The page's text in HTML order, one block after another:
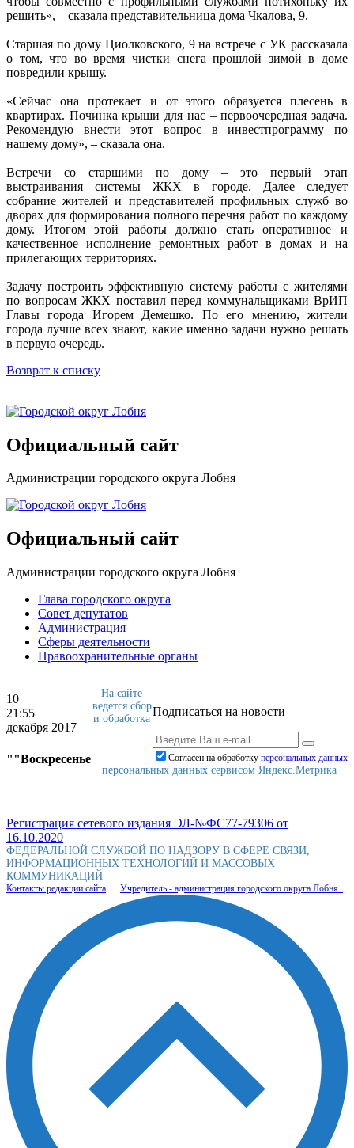
решить», – сказала представительница дома Чкалова, 9.
Старшая по дому Циолковского, 9 на встрече с УК рассказала
о том, что во время чистки снега прошлой зимой в доме
повредили крышу.
«Сейчас она протекает и от этого образуется плесень в
квартирах. Починка крыши для нас – первоочередная задача.
Рекомендую внести этот вопрос в инвестпрограмму по
нашему дому», – сказала она.
Встречи со старшими по дому – это первый этап
выстраивания системы ЖКХ в городе. Далее следует
собрание жителей и представителей профильных служб во
дворах для формирования полного перечня работ по каждому
дому. Итогом этой работы должно стать оперативное и
качественное исполнение ремонтных работ в домах и на
прилегающих территориях.
Задачу построить эффективную систему работы с жителями
по вопросам ЖКХ поставил перед коммунальщиками ВрИП
Главы города Игорем Демешко. По его мнению, жители
города лучше всех знают, какие именно задачи нужно решать
в первую очередь.
Возврат к списку
Официальный сайт
Администрации городского округа Лобня
Официальный сайт
Администрации городского округа Лобня
Глава городского округа
Совет депутатов
Администрация
Сферы деятельности
Правоохранительные органы
10
21:55
декабря 2017
""Воскресенье
Подписаться на новости
Согласен на обработку персональныx данных
На сайте
ведется сбор
и обработка
персональных данных сервисом Яндекс.Метрика
Регистрация сетевого издания ЭЛ-№ФС77-79306 от
16.10.2020
ФЕДЕРАЛЬНОЙ СЛУЖБОЙ ПО НАДЗОРУ В СФЕРЕ СВЯЗИ,
ИНФОРМАЦИОННЫХ ТЕХНОЛОГИЙ И МАССОВЫХ
КОММУНИКАЦИЙ
Контакты редакции сайта Учредитель - администрация городского округа Лобня